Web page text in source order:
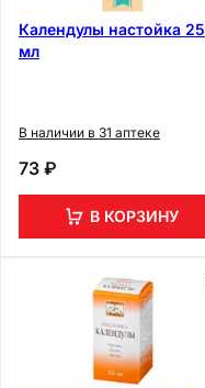
Календулы настойка 25
мл
В наличии в 31 аптеке
73 ₽
В КОРЗИНУ